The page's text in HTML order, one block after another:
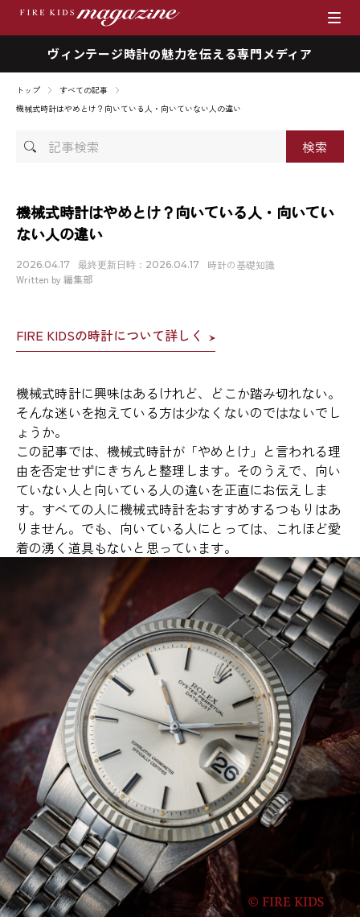
ヴィンテージ時計の魅力を伝える専門メディア
ブランド
商品一覧
時計を売りたい方へ
店舗情報
私たちの想い
トップ
すべての記事
機械式時計はやめとけ？向いている人・向いていない人の違い
記
機械式時計はやめとけ？向いている人・向いてい
ない人の違い
2026.04.17 最終更新日時：2026.04.17
時計の基礎知識
Written by 編集部
FIRE KIDSの時計について詳しく
機械式時計に興味はあるけれど、どこか踏み切れない。
そんな迷いを抱えている方は少なくないのではないでし
ょうか。
この記事では、機械式時計が「やめとけ」と言われる理
由を否定せずにきちんと整理します。そのうえで、向い
ていない人と向いている人の違いを正直にお伝えしま
す。すべての人に機械式時計をおすすめするつもりはあ
りません。でも、向いている人にとっては、これほど愛
着の湧く道具もないと思っています。